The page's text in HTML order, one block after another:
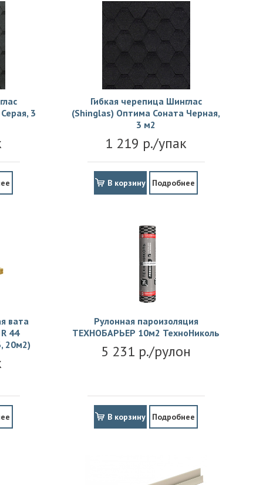
3
Гибкая черепица Шинглас
(Shinglas) Оптима Соната Черная,
3 м2
1 219 р./упак
В корзину Подробнее
вата
44
20м2)
Рулонная пароизоляция
ТЕХНОБАРЬЕР 10м2 ТехноНиколь
5 231 р./рулон
В корзину Подробнее